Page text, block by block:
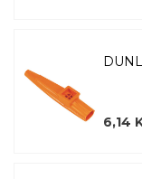
6,14